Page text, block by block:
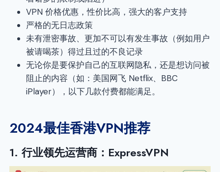
VPN 价格优惠，性价比高，强大的客户支持
严格的无日志政策
未有泄密事故、更加不可以有发生事故（例如用户
被请喝茶）得过且过的不良记录
无论你是要保护自己的互联网隐私，还是想访问被
阻止的内容（如：美国网飞 Netflix、BBC
iPlayer），以下几款付费都能满足。
2024最佳香港VPN推荐
1. 行业领先运营商： ExpressVPN